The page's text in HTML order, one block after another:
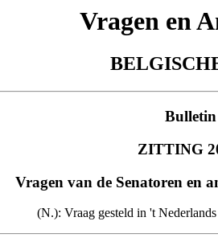
Vragen en
Bulletin
ZITTING
Vragen van de Senatoren en
(N.): Vraag gesteld in 't